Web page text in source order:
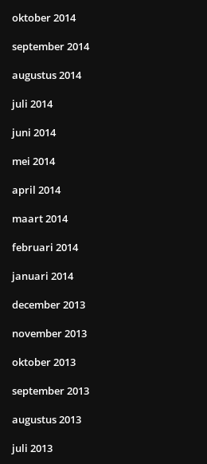
oktober 2014
september 2014
augustus 2014
juli 2014
juni 2014
mei 2014
april 2014
maart 2014
februari 2014
januari 2014
december 2013
november 2013
oktober 2013
september 2013
augustus 2013
juli 2013